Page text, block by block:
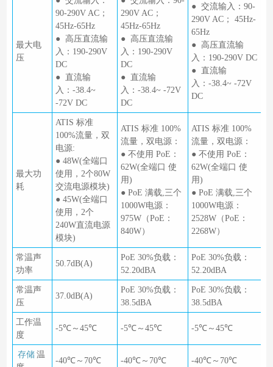
最大电
压
90-290V AC；
45Hz-65Hz
● 高压直流输
入：190-290V
DC
● 直流输
入：-38.4~
-72V DC
290V AC；
45Hz-65Hz
● 高压直流输
入：190-290V
DC
● 直流输
入：-38.4~ -72V
DC
● 交流输入：90-
290V AC； 45Hz-
65Hz
● 高压直流输
入：190-290V DC
● 直流输
入：-38.4~ -72V
DC
最大功
耗
ATIS 标准
100%流量，双
电源:
● 48W(全端口
使用，2个80W
交流电源模块)
● 45W(全端口
使用，2个
240W直流电源
模块)
ATIS 标准 100%
流量，双电源：
● 不使用 PoE：
62W(全端口 使
用)
● PoE 满载,三个
1000W电源：
975W（PoE：
840W）
ATIS 标准 100%
流量，双电源：
● 不使用 PoE：
62W(全端口 使
用)
● PoE 满载,三个
1000W电源：
2528W（PoE：
2268W）
常温声
功率
50.7dB(A)
PoE 30%负载：
52.20dBA
PoE 30%负载：
52.20dBA
常温声
压
37.0dB(A)
PoE 30%负载：
38.5dBA
PoE 30%负载：
38.5dBA
工作温
度
-5℃～45℃ -5℃～45℃ -5℃～45℃
存储 温
-40℃～70℃ -40℃～70℃ -40℃～70℃